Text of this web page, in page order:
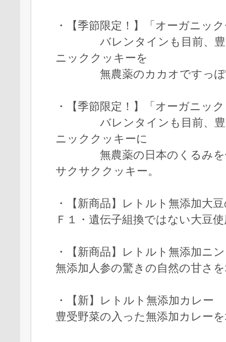
・【季節限定！】「オーガニッ
バレンタインも目前、豊
ニッククッキーを
無農薬のカカオですっぽ
・【季節限定！】「オーガニッ
バレンタインも目前、豊
ニッククッキーに
無農薬の日本のくるみを
サクサククッキー。
・【新商品】レトルト無添加大
Ｆ１・遺伝子組換ではない大豆
・【新商品】レトルト無添加
無添加人参の驚きの自然の甘さ
・【新】レトルト無添加カレー
豊受野菜の入った無添加カレー